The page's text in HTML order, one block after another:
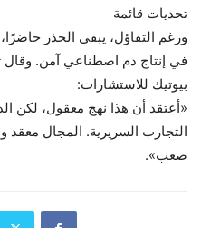
تحديات قائمة
ورغم التفاؤل، يبقى الحذر
في إنتاج دم اصطناعي آمن.
بيوتيك للاستشارات:
«أعتقد أن هذا نهج معقول، لكن
التجارب السريرية. المجال معقد
صعب».